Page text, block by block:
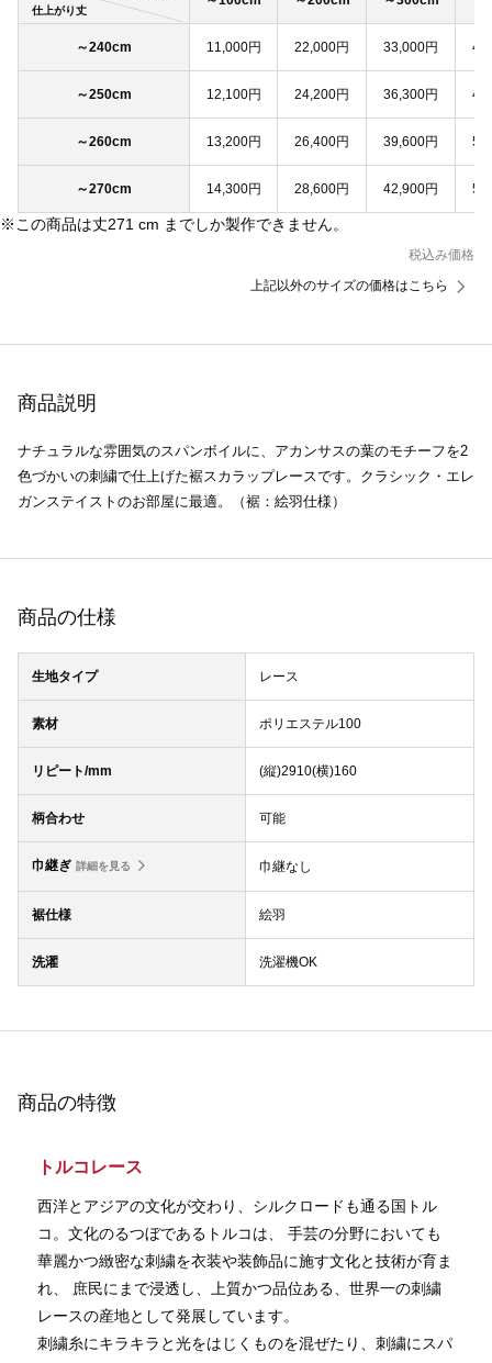
仕上がり丈
～240cm 11,000円 22,000円 33,000円
～250cm 12,100円 24,200円 36,300円
～260cm 13,200円 26,400円 39,600円
～270cm 14,300円 28,600円 42,900円
※この商品は丈271 cm までしか製作できません。
税込み価格
上記以外のサイズの価格はこちら
商品説明
ナチュラルな雰囲気のスパンボイルに、アカンサスの葉のモチーフを2
色づかいの刺繍で仕上げた裾スカラップレースです。クラシック・エレ
ガンステイストのお部屋に最適。（裾：絵羽仕様）
商品の仕様
生地タイプ レース
素材 ポリエステル100
リピート/mm (縦)2910(横)160
柄合わせ 可能
巾継ぎ 詳細を見る 巾継なし
裾仕様 絵羽
洗濯 洗濯機OK
商品の特徴
トルコレース
西洋とアジアの文化が交わり、シルクロードも通る国トル
コ。文化のるつぼであるトルコは、 手芸の分野においても
華麗かつ緻密な刺繍を衣装や装飾品に施す文化と技術が育ま
れ、 庶民にまで浸透し、上質かつ品位ある、世界一の刺繍
レースの産地として発展しています。
刺繍糸にキラキラと光をはじくものを混ぜたり、刺繍にスパ